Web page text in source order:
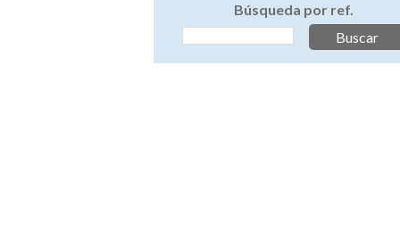
Búsqueda por ref.